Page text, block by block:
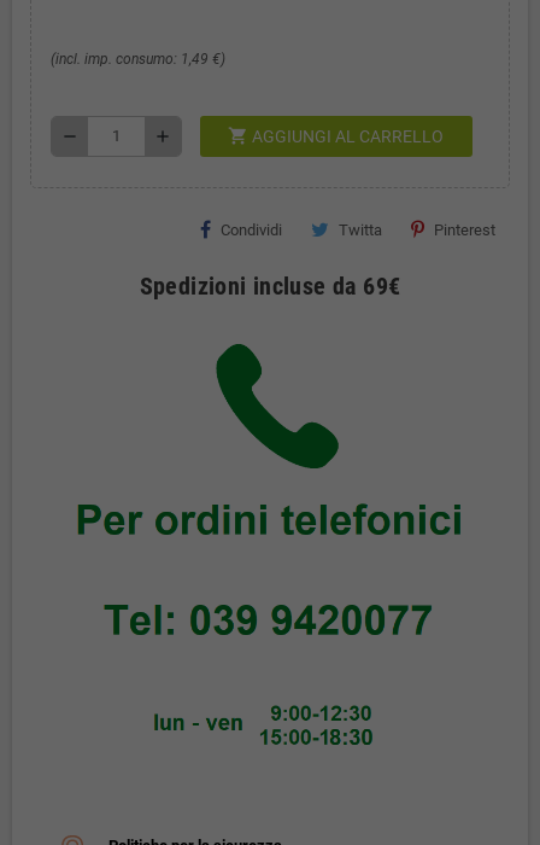
(incl. imp. consumo: 1,49 €)
remove add shopping_cart AGGIUNGI AL CARRELLO
Condividi Twitta Pinterest
Spedizioni incluse da 69€